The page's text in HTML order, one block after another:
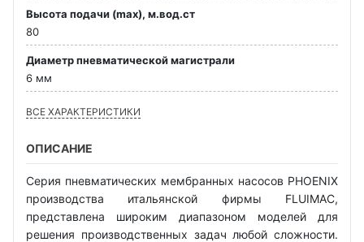
Высота подачи (max), м.вод.ст
80
Диаметр пневматической магистрали
6 мм
ВСЕ ХАРАКТЕРИСТИКИ
ОПИСАНИЕ
Серия пневматических мембранных насосов PHOENIX
производства итальянской фирмы FLUIMAC,
представлена широким диапазоном моделей для
решения производственных задач любой сложности.